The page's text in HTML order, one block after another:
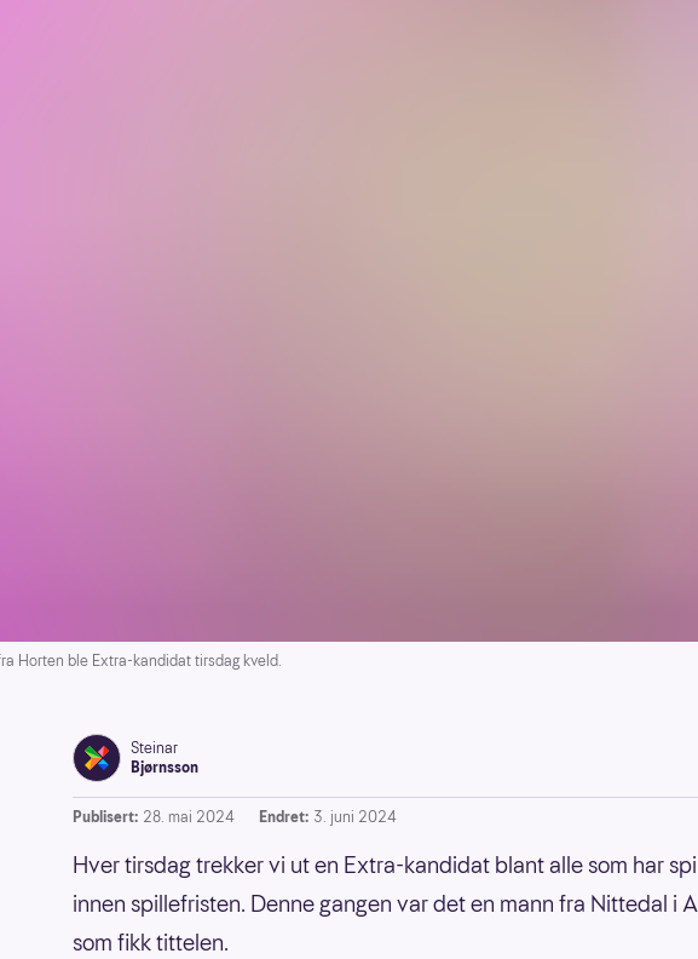
Horten ble Extra-kandidat tirsdag kveld.
Steinar
Bjørnsson
Publisert: 28. mai 2024 Endret: 3. juni 2024
Hver tirsdag trekker vi ut en Extra-kandidat blant alle som har
innen spillefristen. Denne gangen var det en mann fra Nittedal i
som fikk tittelen.